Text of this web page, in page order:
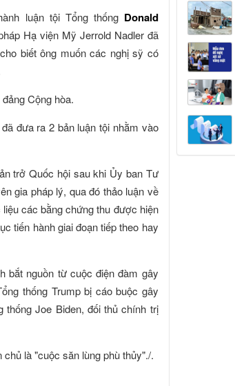
luận tội Tổng thống Donald
Hạ viện Mỹ Jerrold Nadler đã
biết ông muốn các nghị sỹ có
Cộng hòa.
đưa ra 2 bản luận tội nhằm vào
trở Quốc hội sau khi Ủy ban Tư
gia pháp lý, qua đó thảo luận về
các bằng chứng thu được hiện
tiến hành giai đoạn tiếp theo hay
bắt nguồn từ cuộc điện đàm gây
thống Trump bị cáo buộc gây
Joe Biden, đối thủ chính trị
là "cuộc săn lùng phù thủy"./.